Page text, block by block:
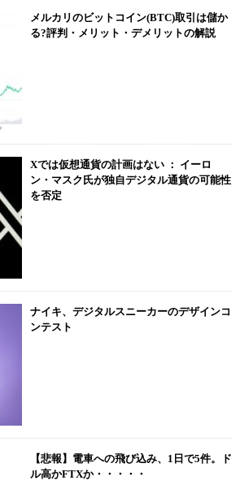
メルカリのビットコイン(BTC)取引は儲か
る?評判・メリット・デメリットの解説
Xでは仮想通貨の計画はない ： イーロ
ン・マスク氏が独自デジタル通貨の可能性
を否定
ナイキ、デジタルスニーカーのデザインコ
ンテスト
【悲報】電車への飛び込み、1日で5件。ド
ル高かFTXか・・・・・